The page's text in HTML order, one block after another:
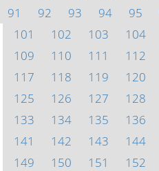
91
92 93 94 95
101
102 103 104
109
110 111 112
117
118 119 120
125
126 127 128
133
134 135 136
141
142 143 144
149
150 151 152